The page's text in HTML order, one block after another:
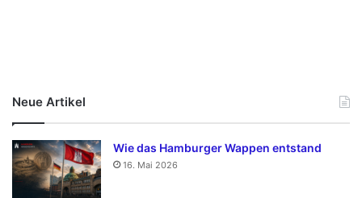
Neue Artikel
Wie das Hamburger Wappen entstand
16. Mai 2026